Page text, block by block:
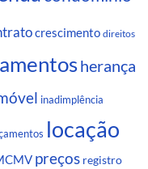
crescimento direitos
herança
inadimplência
locação
preços registro